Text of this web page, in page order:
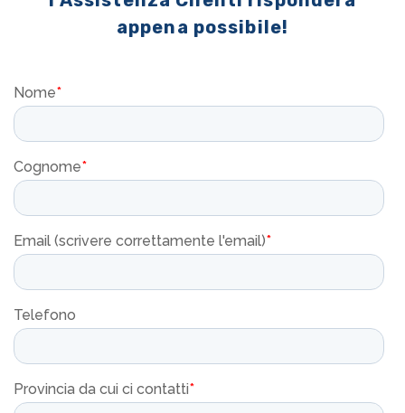
appena possibile!